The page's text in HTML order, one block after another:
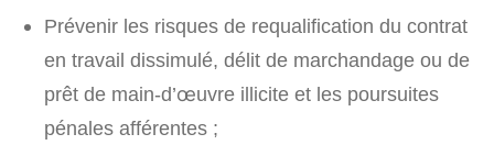
Prévenir les risques de requalification du contrat
en travail dissimulé, délit de marchandage ou de
prêt de main-d’œuvre illicite et les poursuites
pénales afférentes ;